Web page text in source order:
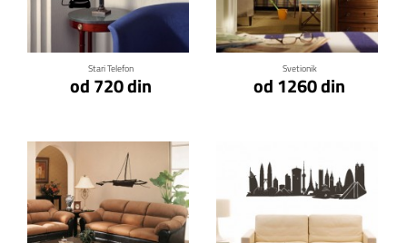
Stari Telefon
od 720 din
Klikni za detalje
Svetionik
od 1260 din
Klikni za detalje